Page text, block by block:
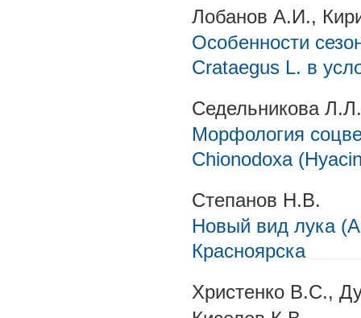
Лобанов А.И.,
Особенности
Crataegus L. в
Седельникова Л.Л.
Морфология
Chionodoxa
Степанов Н.В.
Новый вид лука
Красноярска
Христенко В.С.,